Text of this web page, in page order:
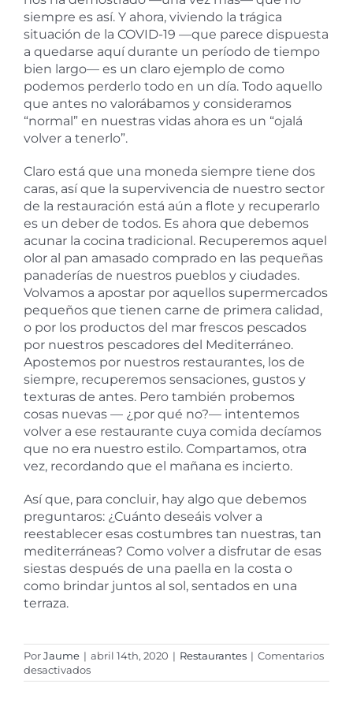
siempre es así. Y ahora, viviendo la trágica
situación de la COVID-19 —que parece dispuesta
a quedarse aquí durante un período de tiempo
bien largo— es un claro ejemplo de como
podemos perderlo todo en un día. Todo aquello
que antes no valorábamos y consideramos
“normal” en nuestras vidas ahora es un “ojalá
volver a tenerlo”.
Claro está que una moneda siempre tiene dos
caras, así que la supervivencia de nuestro sector
de la restauración está aún a flote y recuperarlo
es un deber de todos. Es ahora que debemos
acunar la cocina tradicional. Recuperemos aquel
olor al pan amasado comprado en las pequeñas
panaderías de nuestros pueblos y ciudades.
Volvamos a apostar por aquellos supermercados
pequeños que tienen carne de primera calidad,
o por los productos del mar frescos pescados
por nuestros pescadores del Mediterráneo.
Apostemos por nuestros restaurantes, los de
siempre, recuperemos sensaciones, gustos y
texturas de antes. Pero también probemos
cosas nuevas — ¿por qué no?— intentemos
volver a ese restaurante cuya comida decíamos
que no era nuestro estilo. Compartamos, otra
vez, recordando que el mañana es incierto.
Así que, para concluir, hay algo que debemos
preguntaros: ¿Cuánto deseáis volver a
reestablecer esas costumbres tan nuestras, tan
mediterráneas? Como volver a disfrutar de esas
siestas después de una paella en la costa o
como brindar juntos al sol, sentados en una
terraza.
PorJaume | abril 14th, 2020 | Restaurantes | Comentarios
desactivadosen
El